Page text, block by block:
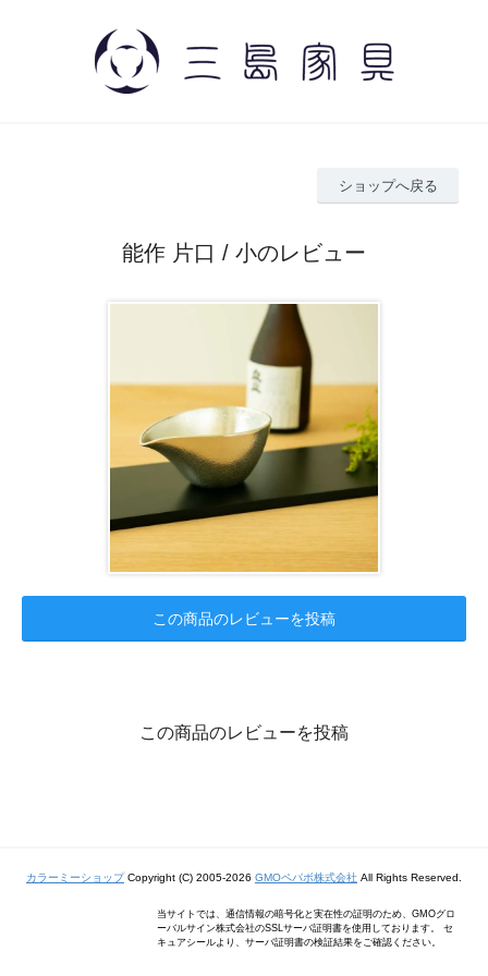
ショップへ戻る
能作 片口 / 小のレビュー
この商品のレビューを投稿
この商品のレビューを投稿
カラーミーショップCopyright (C) 2005-2026 GMOペパボ株式会社 All Rights Reserved.
当サイトでは、通信情報の暗号化と実在性の証明のため、GMOグロ
ーバルサイン株式会社のSSLサーバ証明書を使用しております。 セ
キュアシールより、サーバ証明書の検証結果をご確認ください。